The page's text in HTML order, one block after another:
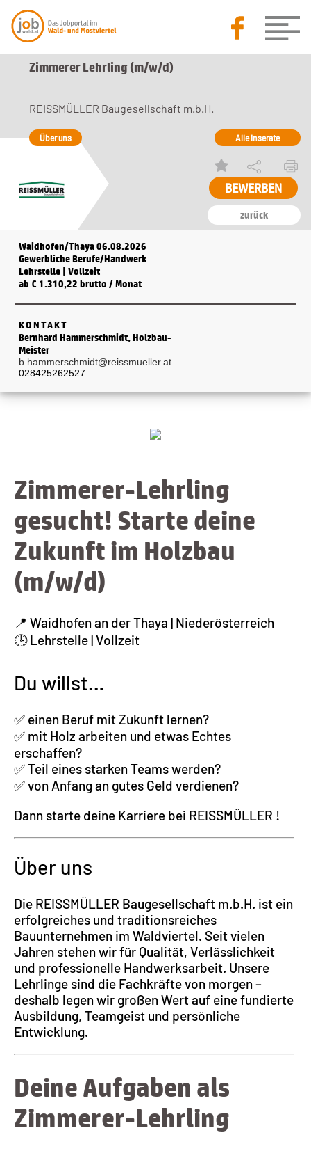
Zimmerer Lehrling (m/w/d)
zurück
REISSMÜLLER Baugesellschaft m.b.H.
Über uns Alle Inserate
BEWERBEN
Waidhofen/Thaya 06.08.2026
Gewerbliche Berufe/Handwerk
Lehrstelle | Vollzeit
ab € 1.310,22 brutto / Monat
KONTAKT
Bernhard Hammerschmidt, Holzbau-
Meister
b.hammerschmidt@reissmueller.at
028425262527
Zimmerer-Lehrling
gesucht! Starte deine
Zukunft im Holzbau
(m/w/d)
📍 Waidhofen an der Thaya | Niederösterreich
🕒 Lehrstelle | Vollzeit
Du willst…
✅ einen Beruf mit Zukunft lernen?
✅ mit Holz arbeiten und etwas Echtes
erschaffen?
✅ Teil eines starken Teams werden?
✅ von Anfang an gutes Geld verdienen?
Dann starte deine Karriere bei REISSMÜLLER !
Über uns
Die REISSMÜLLER Baugesellschaft m.b.H. ist ein
erfolgreiches und traditionsreiches
Bauunternehmen im Waldviertel. Seit vielen
Jahren stehen wir für Qualität, Verlässlichkeit
und professionelle Handwerksarbeit. Unsere
Lehrlinge sind die Fachkräfte von morgen –
deshalb legen wir großen Wert auf eine fundierte
Ausbildung, Teamgeist und persönliche
Entwicklung.
Deine Aufgaben als
Zimmerer-Lehrling